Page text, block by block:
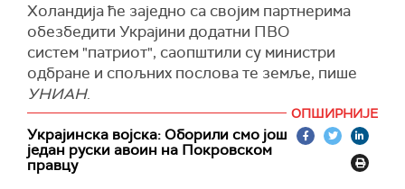
помоћи Украјини током посете Одеси.
Пакет укључује високо прецизне ракете
Бримстоне, муницију и артиљеријску пушку.
(Укринформ
Велике Британије и других земаља Г7
''Намеравамо да покажемо Владимиру Путину
да нас не може поделити. Ми стојимо као
најмоћнији савез у историји, при чему је
судбина Украјине од кључног значаја за нас",
изјавио је он.
(Танјуг)
Холандија ће заједно са својим партнерима
обезбедити Украјини додатни ПВО
систем "патриот", саопштили су министри
одбране и спољних послова те земље, пише
УНИАН.
Кијев ће такође добити 2 милиона евра од
партнера за истрагу ратних злочина Руске
Федерације, саопштили су холандски
ОПШИРНИЈЕ
Украјинска војска: Оборили смо још
један руски авоин на Покровском
правцу